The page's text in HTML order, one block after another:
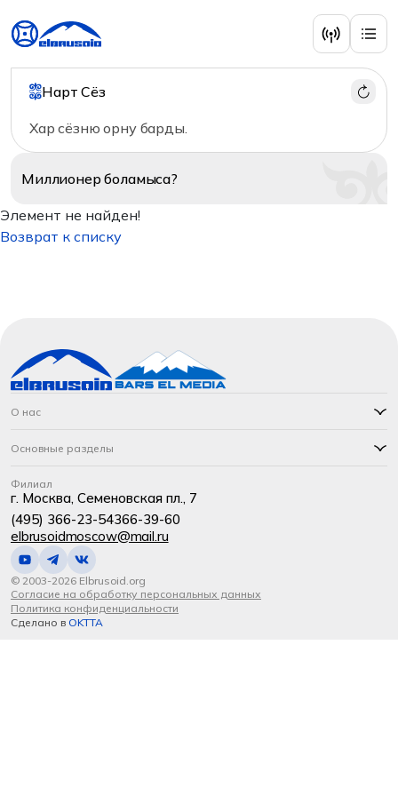
Нарт Сёз
Хар сёзню орну барды.
Миллионерболамыса?
Элемент не найден!
Возврат к списку
О нас
Основные разделы
Филиал
г. Москва, Семеновская пл., 7
(495) 366-23-54366-39-60
elbrusoidmoscow@mail.ru
© 2003-2026 Elbrusoid.org
Согласие на обработку персональных данных
Политика конфиденциальности
Сделано в OKTTA